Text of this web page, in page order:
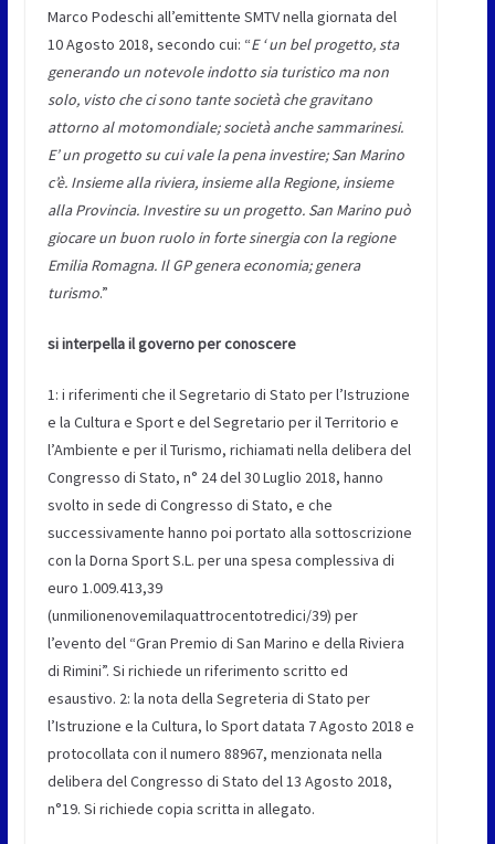
Marco Podeschi all’emittente SMTV nella giornata del
10 Agosto 2018, secondo cui: “E ‘ un bel progetto, sta
generando un notevole indotto sia turistico ma non
solo, visto che ci sono tante società che gravitano
attorno al motomondiale; società anche sammarinesi.
E’ un progetto su cui vale la pena investire; San Marino
c’è. Insieme alla riviera, insieme alla Regione, insieme
alla Provincia. Investire su un progetto. San Marino può
giocare un buon ruolo in forte sinergia con la regione
Emilia Romagna. Il GP genera economia; genera
turismo.”
si interpella il governo per conoscere
1: i riferimenti che il Segretario di Stato per l’Istruzione
e la Cultura e Sport e del Segretario per il Territorio e
l’Ambiente e per il Turismo, richiamati nella delibera del
Congresso di Stato, n° 24 del 30 Luglio 2018, hanno
svolto in sede di Congresso di Stato, e che
successivamente hanno poi portato alla sottoscrizione
con la Dorna Sport S.L. per una spesa complessiva di
euro 1.009.413,39
(unmilionenovemilaquattrocentotredici/39) per
l’evento del “Gran Premio di San Marino e della Riviera
di Rimini”. Si richiede un riferimento scritto ed
esaustivo. 2: la nota della Segreteria di Stato per
l’Istruzione e la Cultura, lo Sport datata 7 Agosto 2018 e
protocollata con il numero 88967, menzionata nella
delibera del Congresso di Stato del 13 Agosto 2018,
n°19. Si richiede copia scritta in allegato.